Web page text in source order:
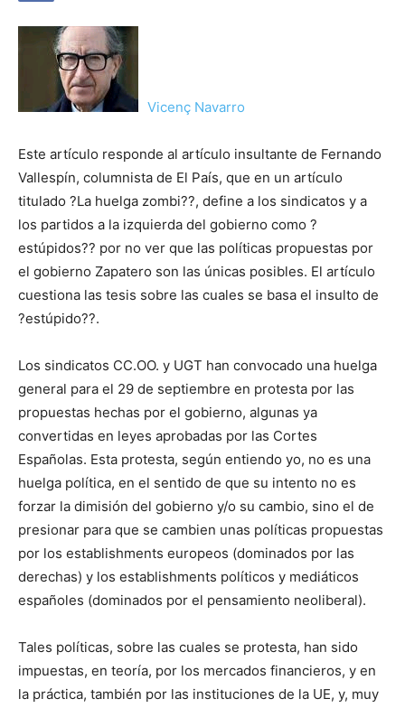
Vicenç Navarro
Este artículo responde al artículo insultante de Fernando
Vallespín, columnista de El País, que en un artículo
titulado ?La huelga zombi??, define a los sindicatos y a
los partidos a la izquierda del gobierno como ?
estúpidos?? por no ver que las políticas propuestas por
el gobierno Zapatero son las únicas posibles. El artículo
cuestiona las tesis sobre las cuales se basa el insulto de
?estúpido??.
Los sindicatos CC.OO. y UGT han convocado una huelga
general para el 29 de septiembre en protesta por las
propuestas hechas por el gobierno, algunas ya
convertidas en leyes aprobadas por las Cortes
Españolas. Esta protesta, según entiendo yo, no es una
huelga política, en el sentido de que su intento no es
forzar la dimisión del gobierno y/o su cambio, sino el de
presionar para que se cambien unas políticas propuestas
por los establishments europeos (dominados por las
derechas) y los establishments políticos y mediáticos
españoles (dominados por el pensamiento neoliberal).
Tales políticas, sobre las cuales se protesta, han sido
impuestas, en teoría, por los mercados financieros, y en
la práctica, también por las instituciones de la UE, y, muy